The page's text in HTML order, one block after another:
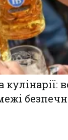
кулінарії: